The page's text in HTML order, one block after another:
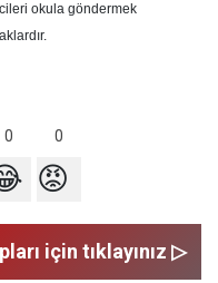
okula göndermek
0 0
😡
için tıklayınız ▷